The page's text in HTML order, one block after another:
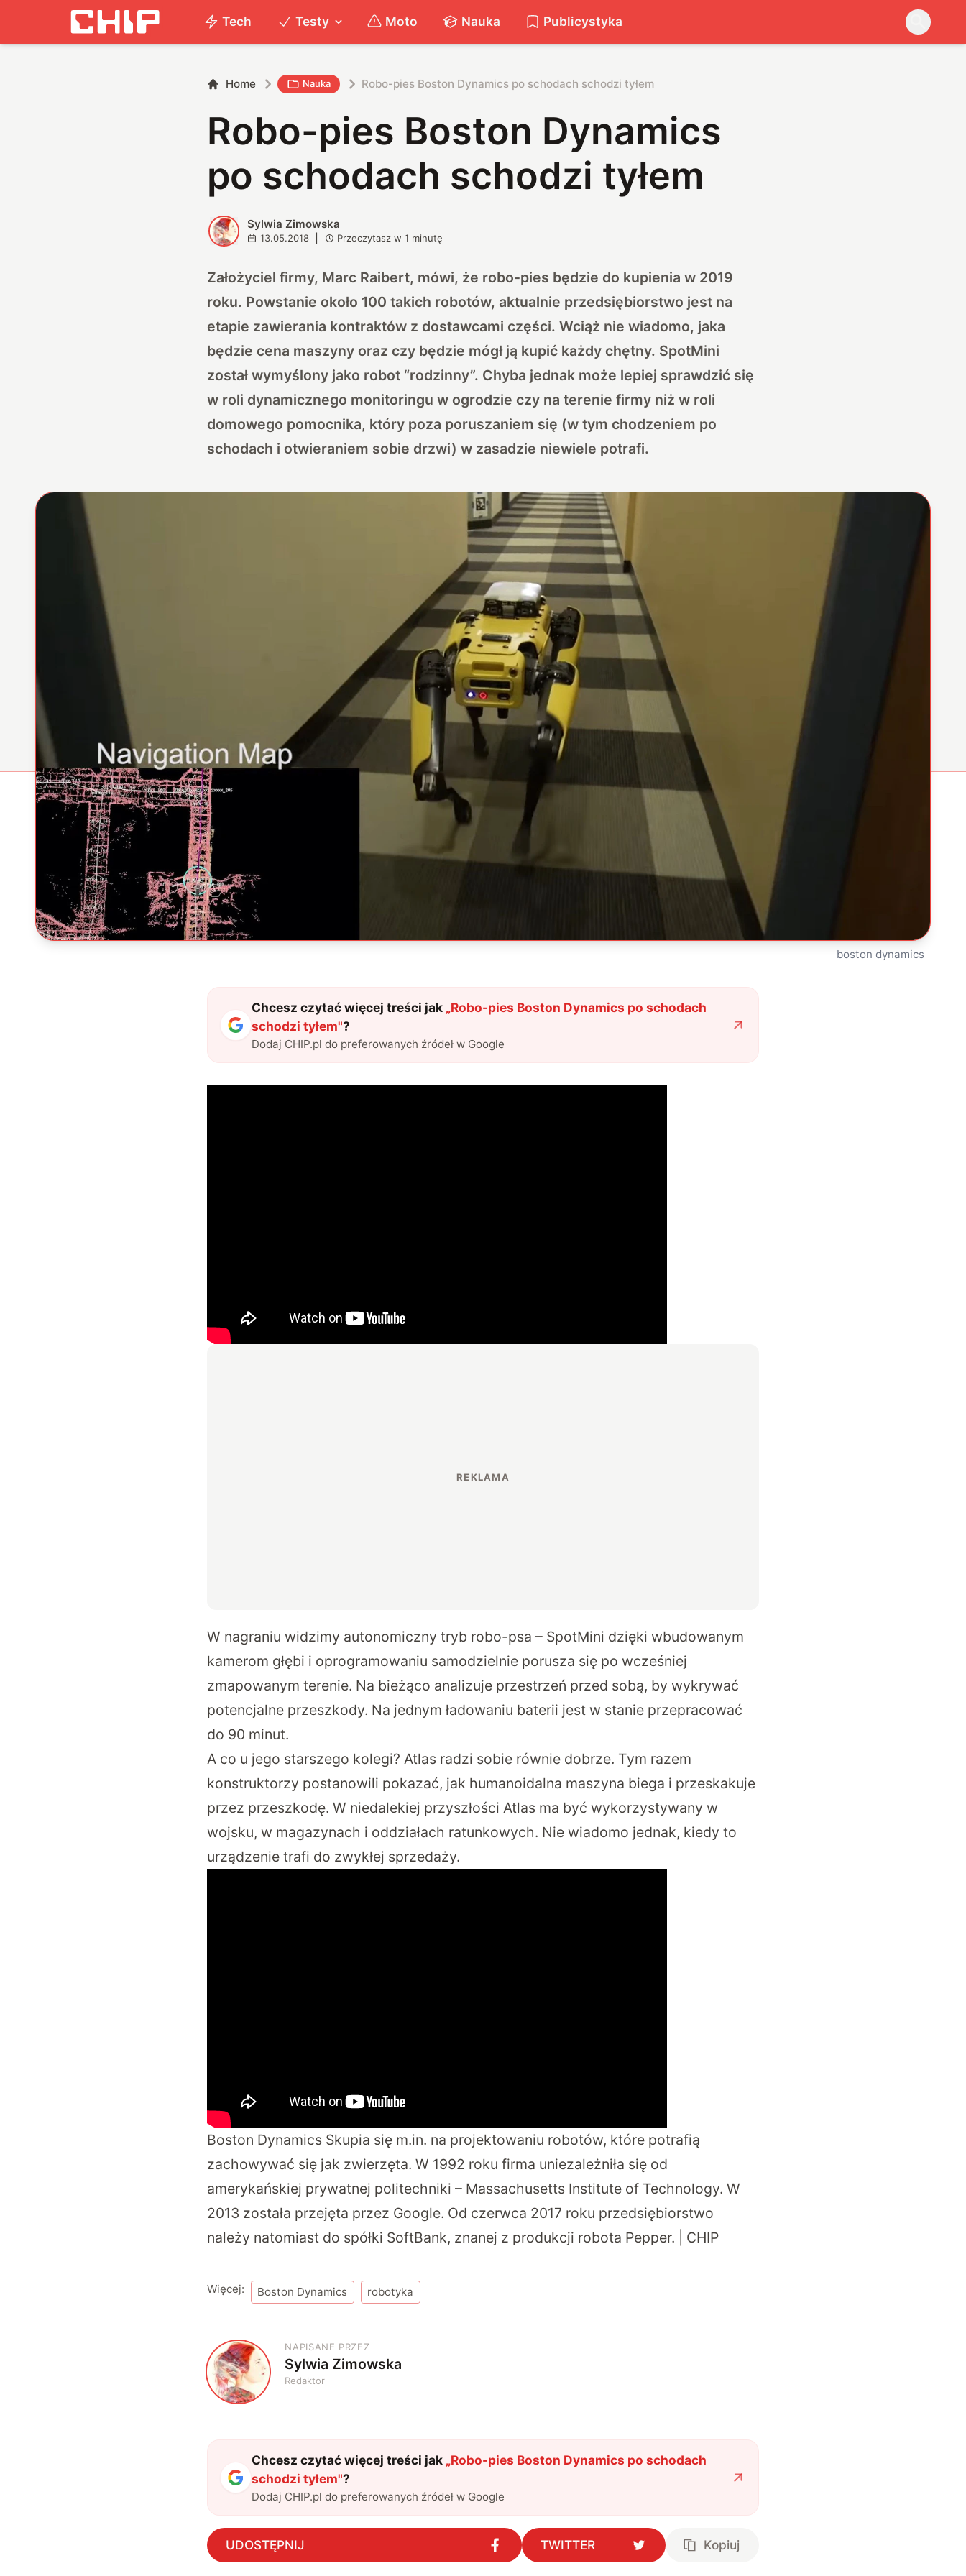
Tech Testy Moto Nauka Publicystyka
Home Nauka Robo-pies Boston Dynamics po schodach schodzi tyłem
Robo-pies Boston Dynamics
po schodach schodzi tyłem
S Sylwia Zimowska
13.05.2018 Przeczytasz w1 minutę
Założyciel firmy, Marc Raibert, mówi, że robo-pies będzie do kupienia w 2019
roku. Powstanie około 100 takich robotów, aktualnie przedsiębiorstwo jest na
etapie zawierania kontraktów z dostawcami części. Wciąż nie wiadomo, jaka
będzie cena maszyny oraz czy będzie mógł ją kupić każdy chętny. SpotMini
został wymyślony jako robot “rodzinny”. Chyba jednak może lepiej sprawdzić się
w roli dynamicznego monitoringu w ogrodzie czy na terenie firmy niż w roli
domowego pomocnika, który poza poruszaniem się (w tym chodzeniem po
schodach i otwieraniem sobie drzwi) w zasadzie niewiele potrafi.
boston dynamics
Chcesz czytać więcej treści jak „Robo-pies Boston Dynamics po schodach
schodzi tyłem"?
Dodaj CHIP.pl do preferowanych źródeł w Google
W nagraniu widzimy autonomiczny tryb robo-psa – SpotMini dzięki wbudowanym
kamerom głębi i oprogramowaniu samodzielnie porusza się po wcześniej
zmapowanym terenie. Na bieżąco analizuje przestrzeń przed sobą, by wykrywać
potencjalne przeszkody. Na jednym ładowaniu baterii jest w stanie przepracować
do 90 minut.
A co u jego starszego kolegi? Atlas radzi sobie równie dobrze. Tym razem
konstruktorzy postanowili pokazać, jak humanoidalna maszyna biega i przeskakuje
przez przeszkodę. W niedalekiej przyszłości Atlas ma być wykorzystywany w
wojsku, w magazynach i oddziałach ratunkowych. Nie wiadomo jednak, kiedy to
urządzenie trafi do zwykłej sprzedaży.
Boston Dynamics Skupia się m.in. na projektowaniu robotów, które potrafią
zachowywać się jak zwierzęta. W 1992 roku firma uniezależniła się od
amerykańskiej prywatnej politechniki – Massachusetts Institute of Technology. W
2013 została przejęta przez Google. Od czerwca 2017 roku przedsiębiorstwo
należy natomiast do spółki SoftBank, znanej z produkcji robota Pepper. | CHIP
Więcej: Boston Dynamics robotyka
S
NAPISANE PRZEZ
Sylwia Zimowska
Redaktor
Chcesz czytać więcej treści jak „Robo-pies Boston Dynamics po schodach
schodzi tyłem"?
Dodaj CHIP.pl do preferowanych źródeł w Google
UDOSTĘPNIJ TWITTER Kopiuj